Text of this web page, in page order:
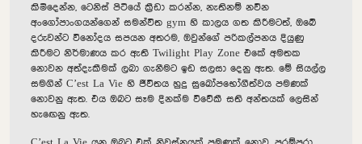
කිමිදෙන්න, ටෙනිස් පිටියේ ක්‍රීඩා කරන්න, නැතිනම් නවීන
අංගෝපාංගයන්ගෙන් සමන්විත gym හි කාලය ගත කිරීමටත්, ඔබේ
දරුවන්ට විනෝදය සපයන අතරම, ඔවුන්ගේ පරිකල්පනය දියුණු
කිරීමට නිර්මාණය කර ඇති Twilight Play Zone එකේ අමතක
නොවන අත්දැකීමක් ලබා ගැනීමට ඉඩ සලසා දෙනු ඇත. මේ සියල්ල
සමගින් C’est La Vie හි ජීවිතය හුදු සුඛෝපභෝගීත්වය පමණක්
නොවනු ඇත. එය ඔබට සෑම දිනක්ම විවේකී සති අන්තයක් ලෙසින්
හැඟෙනු ඇත.